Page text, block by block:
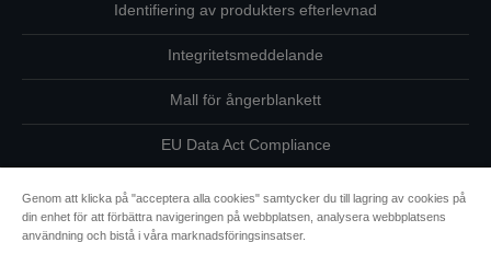
Identifiering av produkters efterlevnad
Integritetsmeddelande
Mall för ångerblankett
EU Data Act Compliance
Kontakta oss angående dina uppgifter
Information om cookies
Genom att klicka på "acceptera alla cookies" samtycker du till lagring av cookies på
din enhet för att förbättra navigeringen på webbplatsen, analysera webbplatsens
användning och bistå i våra marknadsföringsinsatser.